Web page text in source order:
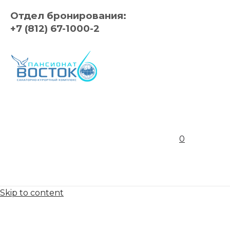
Отдел бронирования:
+7 (812) 67-1000-2
0
Skip to content